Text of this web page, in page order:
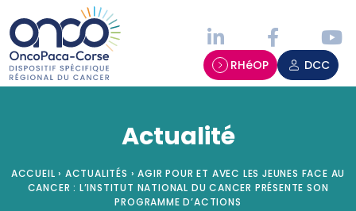
RHéOP DCC
Actualité
ACCUEIL › ACTUALITÉS › AGIR POUR ET AVEC LES JEUNES FACE AU
CANCER : L’INSTITUT NATIONAL DU CANCER PRÉSENTE SON
PROGRAMME D’ACTIONS
Panneau de gestion des cookies